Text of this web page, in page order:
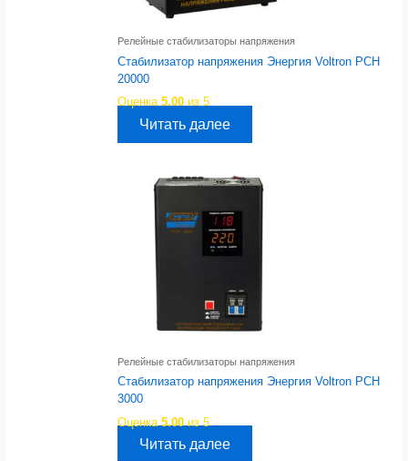
Релейные стабилизаторы напряжения
Стабилизатор напряжения Энергия Voltron РСН
20000
Оценка5.00 из 5
Читать далее
Релейные стабилизаторы напряжения
Стабилизатор напряжения Энергия Voltron РСН
3000
Оценка5.00 из 5
Читать далее